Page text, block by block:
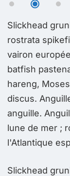
Slickhead
rostrata
vairon
batfish
hareng,
discus.
anguille.
lune de mer ;
l'Atlantique
Slickhead